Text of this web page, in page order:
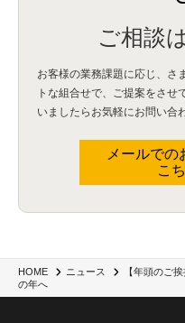
HOME ニュース
【年頭のご
の年へ
ご相談
お客様の業務課題に応じ、さ
トな組合せで、
ご提案をさせ
いましたらお気軽にお問い合
メールでの
こ